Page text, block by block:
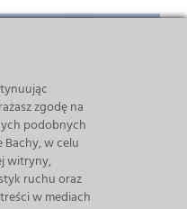
zgodę na
podobnych
w celu
witryny,
ruchu oraz
w mediach